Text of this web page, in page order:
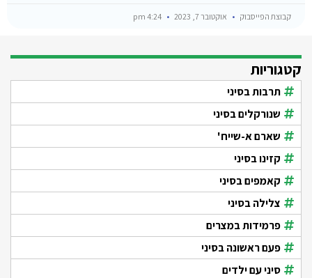
קבוצת הפייסבוק אוקטובר 7, 2023
קטגוריות
תרבות בסיני
שנורקלים בסיני
שארם א-שייח'
קזינו בסיני
קאמפים בסיני
צלילה בסיני
פרמידות במצרים
פעם ראשונה בסיני
סיני עם ילדים